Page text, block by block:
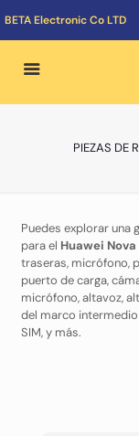
BETA Electronic Co LTD
PIEZAS DE
Puedes explorar una
para el Huawei Nova
traseras, micrófono,
puerto de carga,
micrófono, altavoz,
del marco intermedio
SIM, y más.